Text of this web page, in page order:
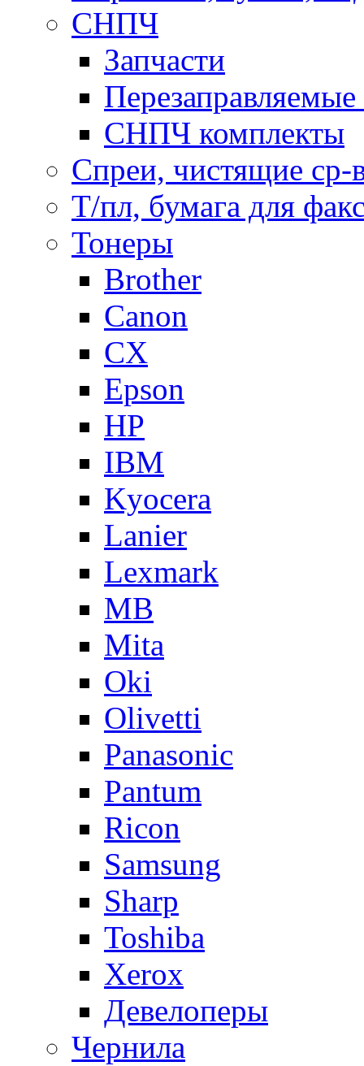
СНПЧ
Запчасти
Перезаправляемые
СНПЧ комплекты
Спреи, чистящие ср-
Т/пл, бумага для
Тонеры
Brother
Canon
CX
Epson
HP
IBM
Kyocera
Lanier
Lexmark
MB
Mita
Oki
Olivetti
Panasonic
Pantum
Ricon
Samsung
Sharp
Toshiba
Xerox
Девелоперы
Чернила